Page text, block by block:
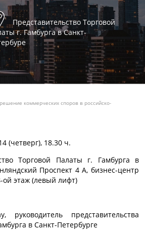
Представительство Торговой
г. Гамбурга в Санкт-
коммерческих споров в российско-
(четверг), 18.30 ч.
Торговой Палаты г. Гамбурга в
Проспект 4 А, бизнес-центр
ой этаж (левый лифт)
представительства
в Санкт-Петербурге